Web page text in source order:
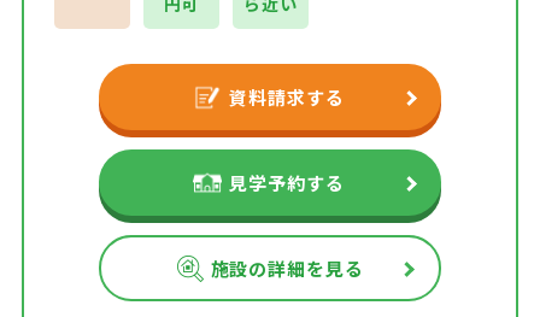
資料請求する
見学予約する
施設の詳細を見る